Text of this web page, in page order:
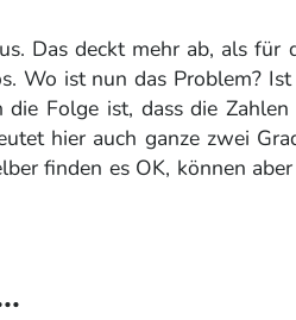
Das deckt mehr ab, als
ist nun das Problem? Ist
Folge ist, dass die
hier auch ganze zwei
finden es OK, können